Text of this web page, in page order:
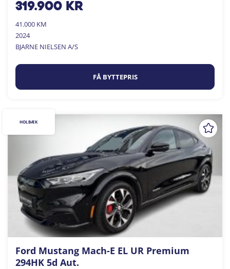
319.900kr
41.000 KM
2024
BJARNE NIELSEN A/S
FÅ BYTTEPRIS
Ford Mustang Mach-E EL UR Premium
294HK 5d Aut.
HOLBÆK